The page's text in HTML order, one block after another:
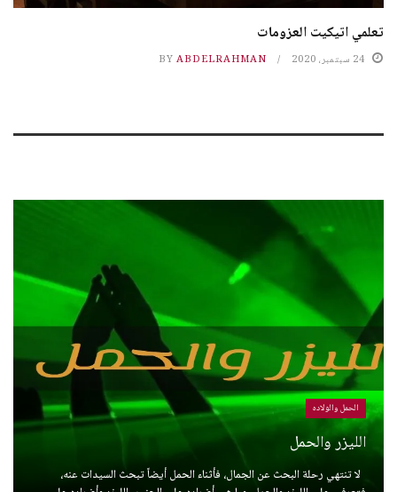
تعلمي اتيكيت العزومات
24 سبتمبر، 2020 BY ABDELRAHMAN
الحمل والولاده
الليزر والحمل
لا تنتهي رحلة البحث عن الجمال، فأثناء الحمل أيضاً تبحث السيدات عنه،